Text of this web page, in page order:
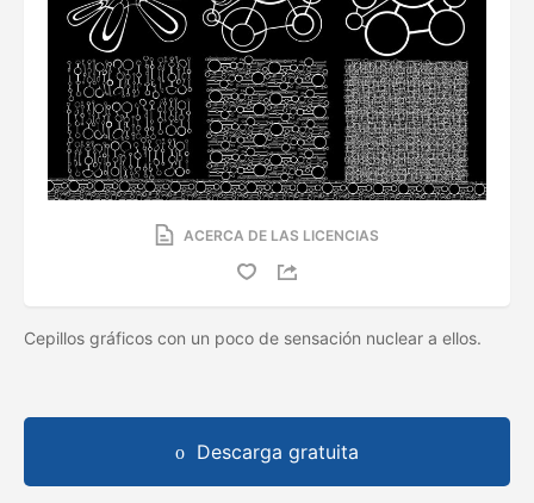
ACERCA DE LAS LICENCIAS
Cepillos gráficos con un poco de sensación nuclear a ellos.
Descarga gratuita